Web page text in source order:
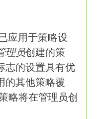
应用于策略设
理员创建的策
志的设置具有优
的其他策略覆
略将在管理员创